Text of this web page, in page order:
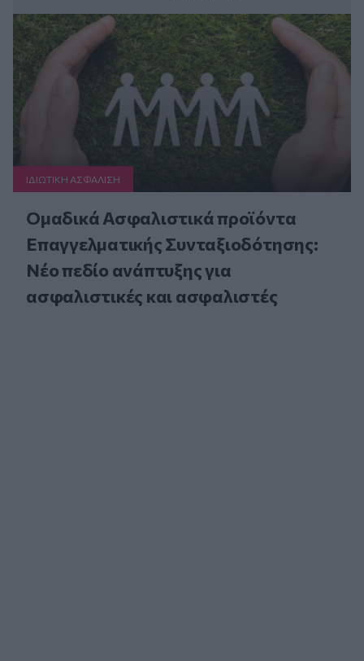
ΙΔΙΩΤΙΚΗ ΑΣΦAΛΙΣΗ
Ομαδικά Ασφαλιστικά προϊόντα
Επαγγελματικής Συνταξιοδότησης:
Νέο πεδίο ανάπτυξης για
ασφαλιστικές και ασφαλιστές